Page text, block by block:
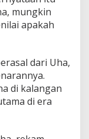
mungkin
apakah
dari Uha,
di kalangan
di era